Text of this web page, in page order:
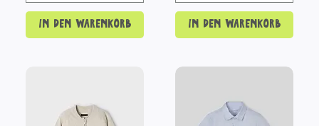
In den Warenkorb In den Warenkorb